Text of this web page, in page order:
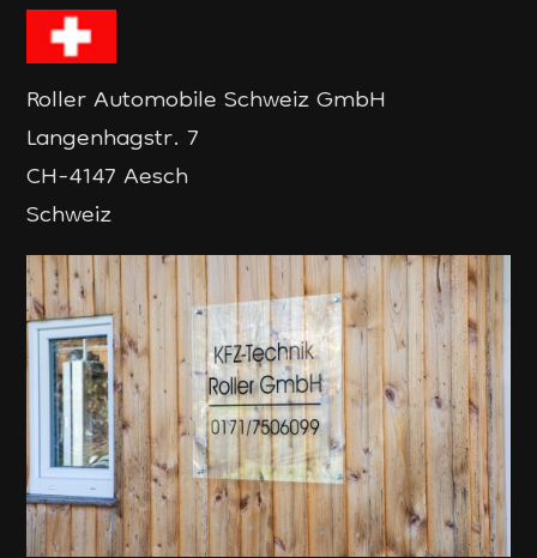
Roller Automobile Schweiz GmbH
Langenhagstr. 7
CH-4147 Aesch
Schweiz